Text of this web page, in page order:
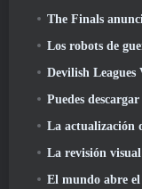
The Finals anuncia una
Los robots de guerra
Devilish Leagues VI
Puedes
La actualización de abril de The
La revisión visual de Albion
El mundo abre